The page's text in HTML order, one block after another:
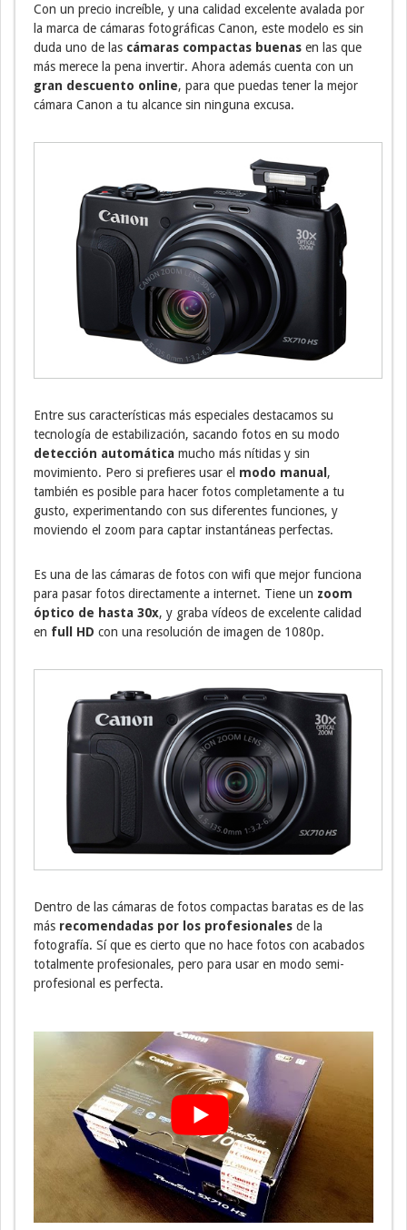
Con un precio increíble, y una calidad excelente avalada por
la marca de cámaras fotográficas Canon, este modelo es sin
duda uno de las cámaras compactas buenas en las que
más merece la pena invertir. Ahora además cuenta con un
gran descuento online, para que puedas tener la mejor
cámara Canon a tu alcance sin ninguna excusa.
Entre sus características más especiales destacamos su
tecnología de estabilización, sacando fotos en su modo
detección automática mucho más nítidas y sin
movimiento. Pero si prefieres usar el modo manual ,
también es posible para hacer fotos completamente a tu
gusto, experimentando con sus diferentes funciones, y
moviendo el zoom para captar instantáneas perfectas.
Es una de las cámaras de fotos con wifi que mejor funciona
para pasar fotos directamente a internet. Tiene un zoom
óptico de hasta 30x, y graba vídeos de excelente calidad
en full HD con una resolución de imagen de 1080p.
Dentro de las cámaras de fotos compactas baratas es de las
más recomendadas por los profesionales de la
fotografía. Sí que es cierto que no hace fotos con acabados
totalmente profesionales, pero para usar en modo semi-
profesional es perfecta.